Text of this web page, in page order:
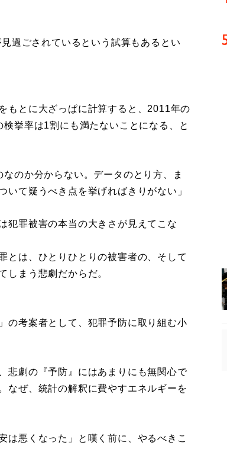
過ごされているという試算もあるとい
もとに大ざっぱに計算すると、2011年の
挙率は1割にも満たないことになる、と
のか分からない。データのとり方、ま
いて疑うべき点を挙げればきりがない」
犯罪被害の本当の大きさが見えてこな
は、ひとりひとりの被害者の、そして
しまう悲劇だからだ。
の考案者として、犯罪予防に取り組む小
悲劇の『予防』にはあまりにも無関心で
なぜ、統計の解釈に費やすエネルギーを
悪くなった」と嘆く前に、やるべきこ